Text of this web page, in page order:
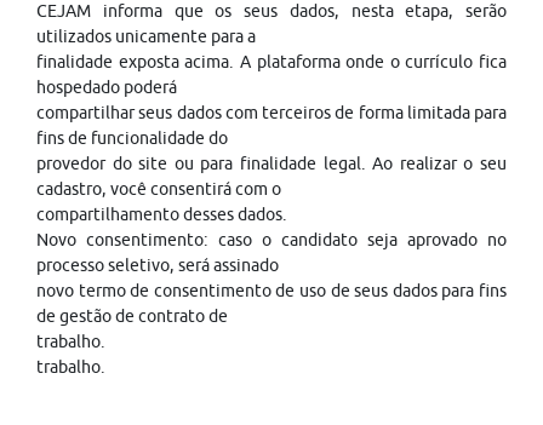
CEJAM informa que os seus dados, nesta etapa, serão
utilizados unicamente para a
finalidade exposta acima. A plataforma onde o currículo fica
hospedado poderá
compartilhar seus dados com terceiros de forma limitada para
fins de funcionalidade do
provedor do site ou para finalidade legal. Ao realizar o seu
cadastro, você consentirá com o
compartilhamento desses dados.
Novo consentimento: caso o candidato seja aprovado no
processo seletivo, será assinado
novo termo de consentimento de uso de seus dados para fins
de gestão de contrato de
trabalho.
trabalho.